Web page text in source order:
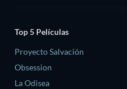
Top 5 Películas
Proyecto Salvación
Obsession
La Odisea